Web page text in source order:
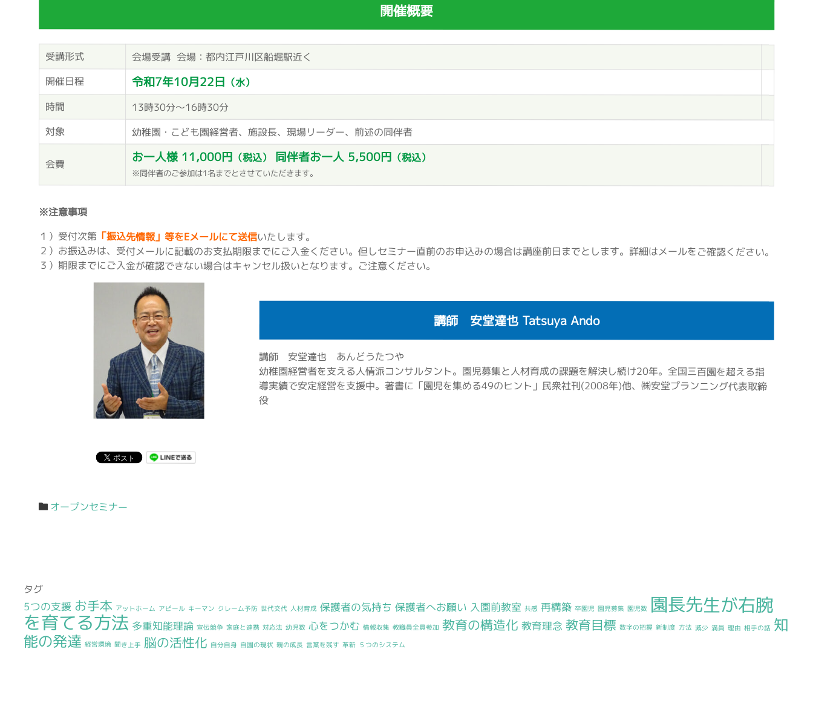
開催概要
受講形式 会場受講会場：都内江戸川区船堀駅近く
開催日程 令和7年10月22日 （水）
時間 13時30分～16時30分
対象 幼稚園・こども園経営者、施設長、現場リーダー、前述の同伴者
会費 お一人様 11,000円 （税込） 同伴者お一人 5,500円 （税込）
※同伴者のご参加は1名までとさせていただきます。
※注意事項
１）受付次第「振込先情報」等をEメールにて送信いたします。
２）お振込みは、受付メールに記載のお支払期限までにご入金ください。但しセミナー直前のお申込みの場合は講座前日までとします。詳細はメールをご確認ください。
３）期限までにご入金が確認できない場合はキャンセル扱いとなります。ご注意ください。
講師 安堂達也 Tatsuya Ando
講師 安堂達也 あんどうたつや
幼稚園経営者を支える人情派コンサルタント。園児募集と人材育成の課題を解決し続け20年。全国三百園を超える指
導実績で安定経営を支援中。著書に「園児を集める49のヒント」民衆社刊(2008年)他、㈱安堂プランニング代表取締
役
オープンセミナー
タグ
5つの支援 お手本 アットホーム アピール キーマン クレーム予防 世代交代 人材育成 保護者の気持ち 保護者へお願い 入園前教室 共感 再構築 卒園児 園児募集 園児数 園長先生が右腕
を育てる方法 多重知能理論 宣伝競争 家庭と連携 対応法 幼児数 心をつかむ 情報収集 教職員全員参加 教育の構造化 教育理念 教育目標 数字の把握 新制度 方法 減少 満員 理由 相手の話 知
能の発達 経営環境 聞き上手 脳の活性化 自分自身 自園の現状 親の成長 言葉を残す 革新 ５つのシステム